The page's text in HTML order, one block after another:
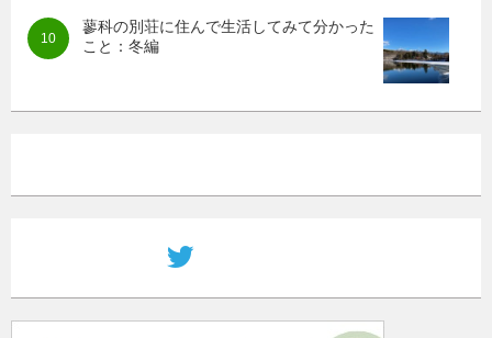
蓼科の別荘に住んで生活してみて分かった
こと：冬編